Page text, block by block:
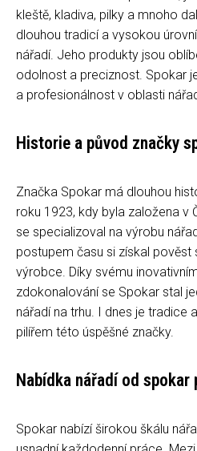
kleště, kladiva, pilky a mnoho
dlouhou tradicí a vysokou
nářadí. Jeho produkty jsou
odolnost a preciznost. Spokar
a profesionálnost v oblasti
Historie a původ značky
Značka Spokar má dlouhou
roku 1923, kdy byla založena v
se specializoval na výrobu
postupem času si získal pověst
výrobce. Díky svému
zdokonalování se Spokar stal
nářadí na trhu. I dnes je tradice
pilířem této úspěšné značky.
Nabídka nářadí od
Spokar nabízí širokou škálu